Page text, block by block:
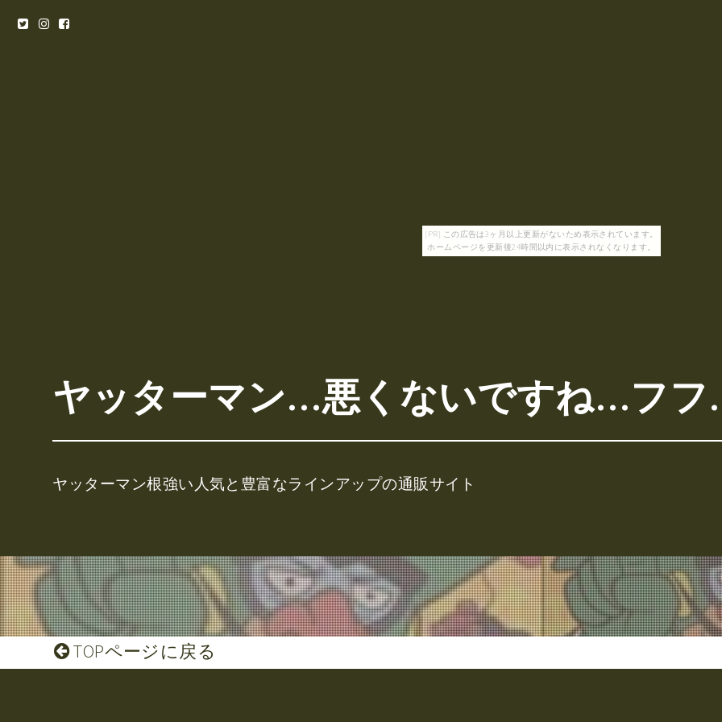
[PR] この広告は3ヶ月以上更新がないため表示されています。
ホームページを更新後24時間以内に表示されなくなります。
ヤッターマン…悪くないですね…フ
ヤッターマン根強い人気と豊富なラインアップの通販サイト
TOPページに戻る